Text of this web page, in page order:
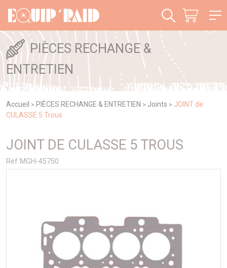
PIÈCES RECHANGE &
ENTRETIEN
Accueil > PIÈCES RECHANGE & ENTRETIEN > Joints > JOINT de
CULASSE 5 Trous
JOINT DE CULASSE 5 TROUS
Réf MGH-45750
Panneau de gestion des cookies